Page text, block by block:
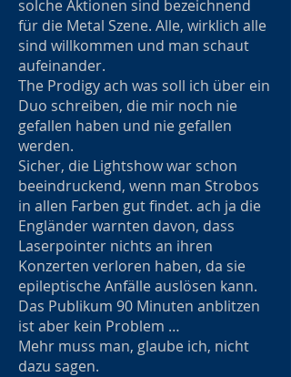
solche Aktionen sind bezeichnend
für die Metal Szene. Alle, wirklich alle
sind willkommen und man schaut
aufeinander.
The Prodigy ach was soll ich über ein
Duo schreiben, die mir noch nie
gefallen haben und nie gefallen
werden.
Sicher, die Lightshow war schon
beeindruckend, wenn man Strobos
in allen Farben gut findet. ach ja die
Engländer warnten davon, dass
Laserpointer nichts an ihren
Konzerten verloren haben, da sie
epileptische Anfälle auslösen kann.
Das Publikum 90 Minuten anblitzen
ist aber kein Problem …
Mehr muss man, glaube ich, nicht
dazu sagen.